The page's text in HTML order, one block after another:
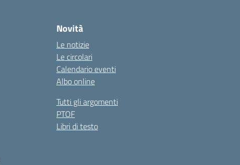
Novità
Le notizie
Le circolari
Calendario eventi
Albo online
Tutti gli argomenti
PTOF
Libri di testo